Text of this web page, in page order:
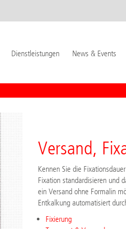
Dienstleistungen News & Events
Versand,
Kennen Sie die
Fixation standardisieren und
ein Versand ohne Formalin
Entkalkung automatisiert
Fixierung